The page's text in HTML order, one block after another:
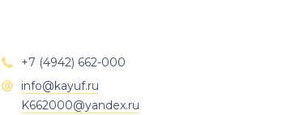
 +7 (4942) 662-000

info@kayuf.ru
K662000@yandex.ru